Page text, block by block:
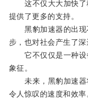
这不仅大大加快了
提供了更多的支持。
黑豹加速器的出现
步，也对社会产生了深
它不仅仅是一种设
象征。
未来，黑豹加速器
令人惊叹的速度和效率